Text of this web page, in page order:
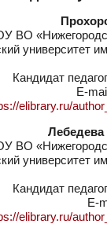
ВО
университет
Кандидат
E-
elibrary.ru/
Лебедева
ВО
университет
Кандидат
E-
elibrary.ru/